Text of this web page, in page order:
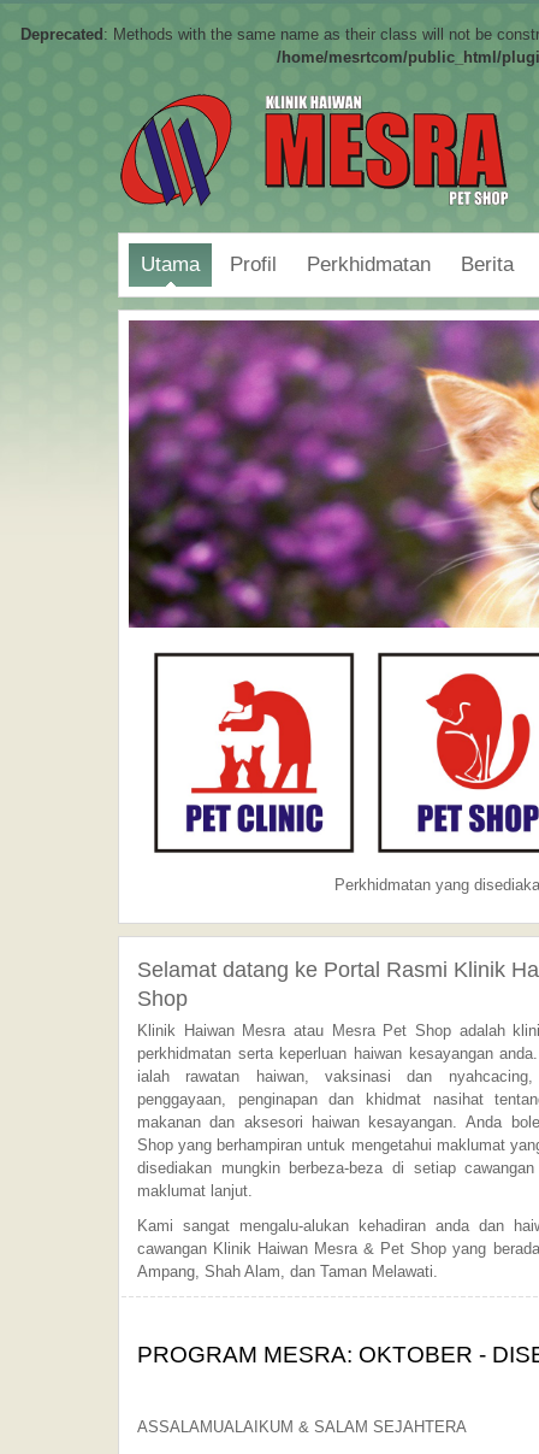
Deprecated : Methods with the same name as their class will not be
/home/mesrtcom/public_html/
Utama Profil Perkhidmatan Berita
Perkhidmatan yang
Selamat datang ke Portal Rasmi Klinik
Shop
Klinik Haiwan Mesra atau Mesra Pet Shop adalah
perkhidmatan serta keperluan haiwan kesayangan
ialah rawatan haiwan, vaksinasi dan nyahcacing,
penggayaan, penginapan dan khidmat nasihat
makanan dan aksesori haiwan kesayangan. Anda
Shop yang berhampiran untuk mengetahui maklumat
disediakan mungkin berbeza-beza di setiap
maklumat lanjut.
Kami sangat mengalu-alukan kehadiran anda dan
cawangan Klinik Haiwan Mesra & Pet Shop yang
Ampang, Shah Alam, dan Taman Melawati.
PROGRAM MESRA: OKTOBER -
ASSALAMUALAIKUM & SALAM SEJAHTERA